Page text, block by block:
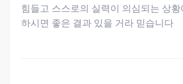
힘들고 스스로의 실력이 의심되는 상
하시면 좋은 결과 있을 거라 믿습니다